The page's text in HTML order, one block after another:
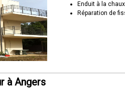
Enduit à la chaux
Réparation de
à Angers